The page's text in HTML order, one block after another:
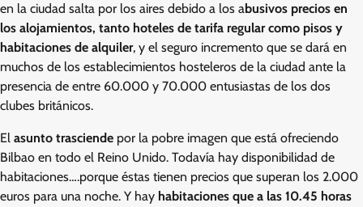
en la ciudad salta por los aires debido a los abusivos precios en
los alojamientos, tanto hoteles de tarifa regular como pisos y
habitaciones de alquiler, y el seguro incremento que se dará en
muchos de los establecimientos hosteleros de la ciudad ante la
presencia de entre 60.000 y 70.000 entusiastas de los dos
clubes británicos.
El asunto trasciende por la pobre imagen que está ofreciendo
Bilbao en todo el Reino Unido. Todavía hay disponibilidad de
habitaciones….porque éstas tienen precios que superan los 2.000
euros para una noche. Y hay habitaciones que a las 10.45 horas